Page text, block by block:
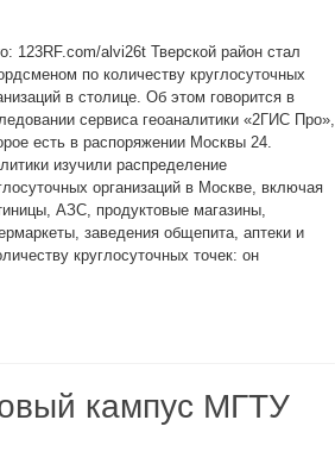
123RF.com/alvi26t Тверской район стал
по количеству круглосуточных
в столице. Об этом говорится в
сервиса геоаналитики «2ГИС Про»,
есть в распоряжении Москвы 24.
изучили распределение
организаций в Москве, включая
АЗС, продуктовые магазины,
заведения общепита, аптеки и
круглосуточных точек: он
кампус МГТУ